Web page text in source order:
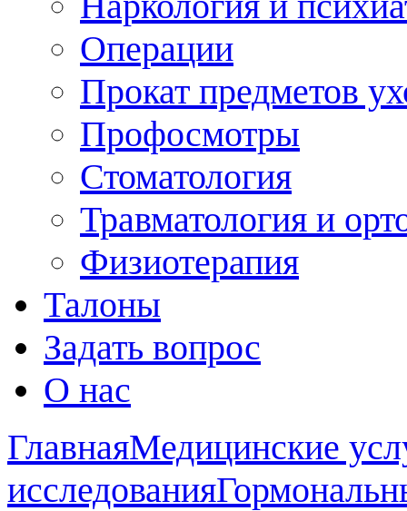
Операции
Прокат предметов
Профосмотры
Стоматология
Травматология и
Физиотерапия
Талоны
Задать вопрос
О нас
ГлавнаяМедицинские
исследования